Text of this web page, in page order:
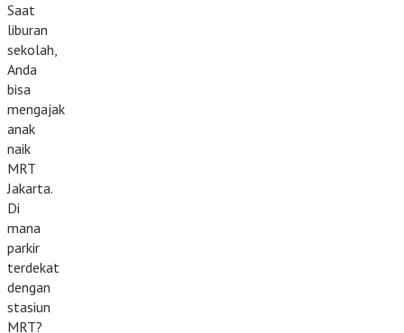
Saat
liburan
sekolah,
Anda
bisa
mengajak
anak
naik
MRT
Jakarta.
Di
mana
parkir
terdekat
dengan
stasiun
MRT?